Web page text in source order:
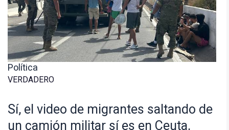
Política
VERDADERO
Sí, el video de migrantes saltando de
un camión militar sí es en Ceuta,